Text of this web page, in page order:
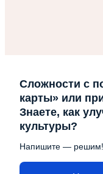
Сложности с
карты» или
Знаете, как
культуры?
Напишите — решим!